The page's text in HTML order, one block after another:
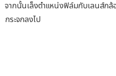
จากนั้นเล็งตำแหน่งฟิล์มกับเลนส์ก
กระจกลงไป